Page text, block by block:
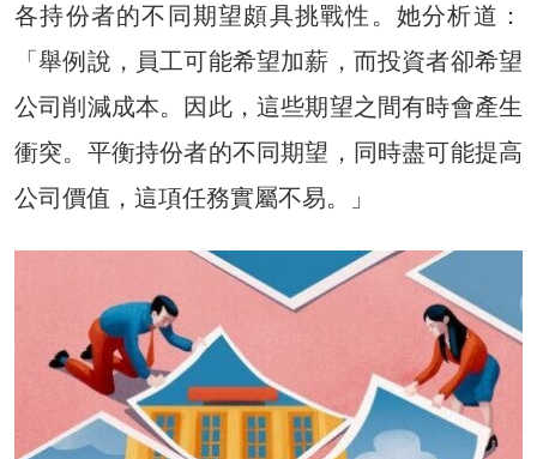
各持份者的不同期望頗具挑戰性。她分析道：
「舉例說，員工可能希望加薪，而投資者卻希望
公司削減成本。因此，這些期望之間有時會產生
衝突。平衡持份者的不同期望，同時盡可能提高
公司價值，這項任務實屬不易。」